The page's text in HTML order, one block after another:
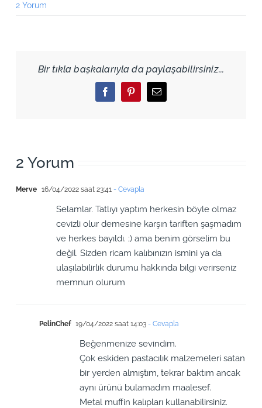
2 Yorum
Bir tıkla başkalarıyla da paylaşabilirsiniz...
FacebookPinterestEmail
2 Yorum
Merve 16/04/2022 saat 23:41 - Cevapla
Selamlar. Tatlıyı yaptım herkesin böyle olmaz
cevizli olur demesine karşın tariften şaşmadım
ve herkes bayıldı. ;) ama benim görselim bu
değil. Sizden ricam kalıbınızın ismini ya da
ulaşılabilirlik durumu hakkında bilgi verirseniz
memnun olurum
PelinChef 19/04/2022 saat 14:03- Cevapla
Beğenmenize sevindim.
Çok eskiden pastacılık malzemeleri satan
bir yerden almıştım, tekrar baktım ancak
aynı ürünü bulamadım maalesef.
Metal muffin kalıpları kullanabilirsiniz.